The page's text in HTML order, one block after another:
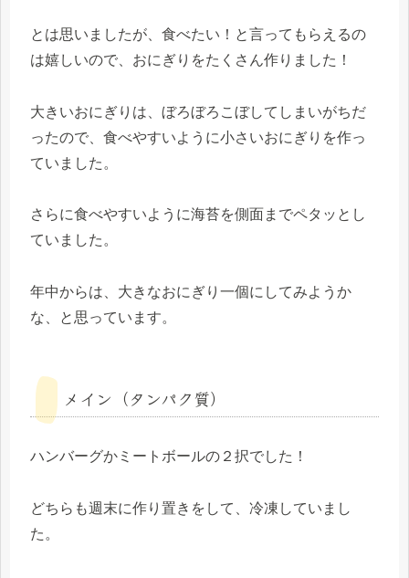
とは思いましたが、食べたい！と言ってもらえるの
は嬉しいので、おにぎりをたくさん作りました！
大きいおにぎりは、ぼろぼろこぼしてしまいがちだ
ったので、食べやすいように小さいおにぎりを作っ
ていました。
さらに食べやすいように海苔を側面までペタッとし
ていました。
年中からは、大きなおにぎり一個にしてみようか
な、と思っています。
メイン（タンパク質）
ハンバーグかミートボールの２択でした！
どちらも週末に作り置きをして、冷凍していまし
た。